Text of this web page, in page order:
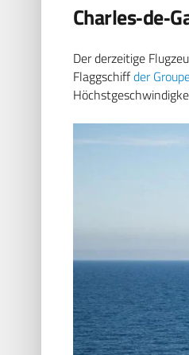
Der derzeitige
Flaggschiffder